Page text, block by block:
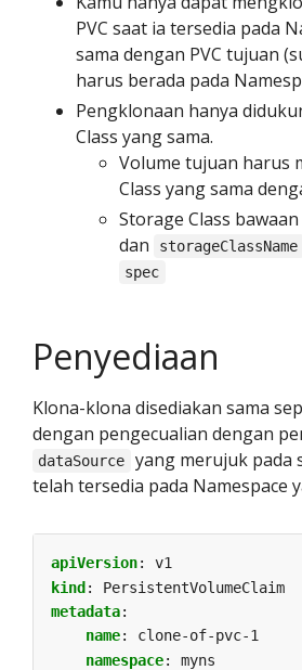
PVC saat ia tersedia pada
sama dengan PVC tujuan
harus berada pada
Pengklonaan hanya
Class yang sama.
Volume tujuan harus
Class yang sama
Storage Class
dan
storageClassName
spec
Penyediaan
Klona-klona disediakan sama
dengan pengecualian dengan
dataSource
yang merujuk pada
telah tersedia pada Namespace
apiVersion:
v1
kind:
PersistentVolumeClaim
metadata:
name:
clone-of-pvc-1
namespace:
myns